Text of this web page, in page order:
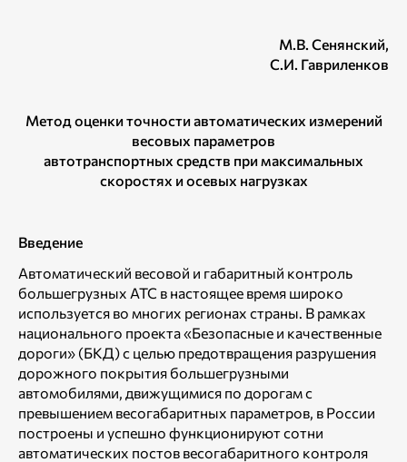
М.В. Сенянский,
С.И. Гавриленков
Метод оценки точности автоматических измерений
весовых параметров
автотранспортных средств при максимальных
скоростях и осевых нагрузках
Введение
Автоматический весовой и габаритный контроль
большегрузных АТС в настоящее время широко
используется во многих регионах страны. В рамках
национального проекта «Безопасные и качественные
дороги» (БКД) с целью предотвращения разрушения
дорожного покрытия большегрузными
автомобилями, движущимися по дорогам с
превышением весогабаритных параметров, в России
построены и успешно функционируют сотни
автоматических постов весогабаритного контроля